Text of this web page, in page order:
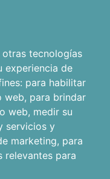
tecnologías
experiencia de
para habilitar
web, para brindar
web, medir su
servicios y
marketing, para
relevantes para